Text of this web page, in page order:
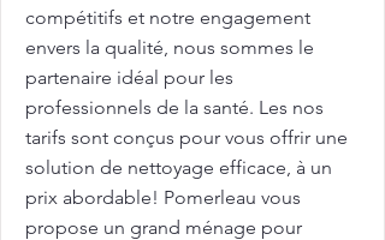
compétitifs et notre engagement
envers la qualité, nous sommes le
partenaire idéal pour les
professionnels de la santé. Les nos
tarifs sont conçus pour vous offrir une
solution de nettoyage efficace, à un
prix abordable! Pomerleau vous
propose un grand ménage pour